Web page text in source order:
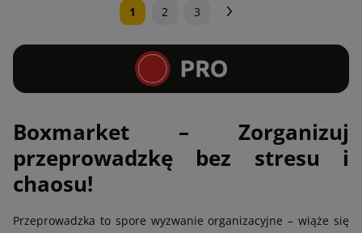
1 2 3
Boxmarket – Zorganizuj
przeprowadzkę bez stresu i
chaosu!
Przeprowadzka to spore wyzwanie organizacyjne – wiąże się